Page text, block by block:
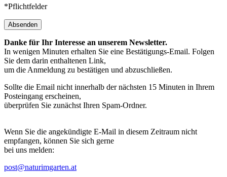
*Pflichtfelder
Absenden
Danke für Ihr Interesse an unserem Newsletter.
In wenigen Minuten erhalten Sie eine Bestätigungs-Email. Folgen
Sie dem darin enthaltenen Link,
um die Anmeldung zu bestätigen und abzuschließen.
Sollte die Email nicht innerhalb der nächsten 15 Minuten in Ihrem
Posteingang erscheinen,
überprüfen Sie zunächst Ihren Spam-Ordner.
Wenn Sie die angekündigte E-Mail in diesem Zeitraum nicht
empfangen, können Sie sich gerne
bei uns melden:
post@naturimgarten.at